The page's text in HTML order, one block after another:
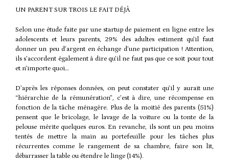
UN PARENT SUR TROIS LE FAIT DÉJÀ
Selon une étude faite par une startup de paiement en ligne entre les
adolescents et leurs parents, 29% des adultes estiment qu’il faut
donner un peu d’argent en échange d’une participation ! Attention,
ils s’accordent également à dire qu’il ne faut pas que ce soit pour tout
et n’importe quoi…
D’après les réponses données, on peut constater qu’il y aurait une
“hiérarchie de la rémunération”, c’est à dire, une récompense en
fonction de la tâche ménagère. Plus de la moitié des parents (51%)
pensent que le bricolage, le lavage de la voiture ou la tonte de la
pelouse mérite quelques euros. En revanche, ils sont un peu moins
tentés de mettre la main au portefeuille pour les tâches plus
récurrentes comme le rangement de sa chambre, faire son lit,
débarrasser la table ou étendre le linge (14%).